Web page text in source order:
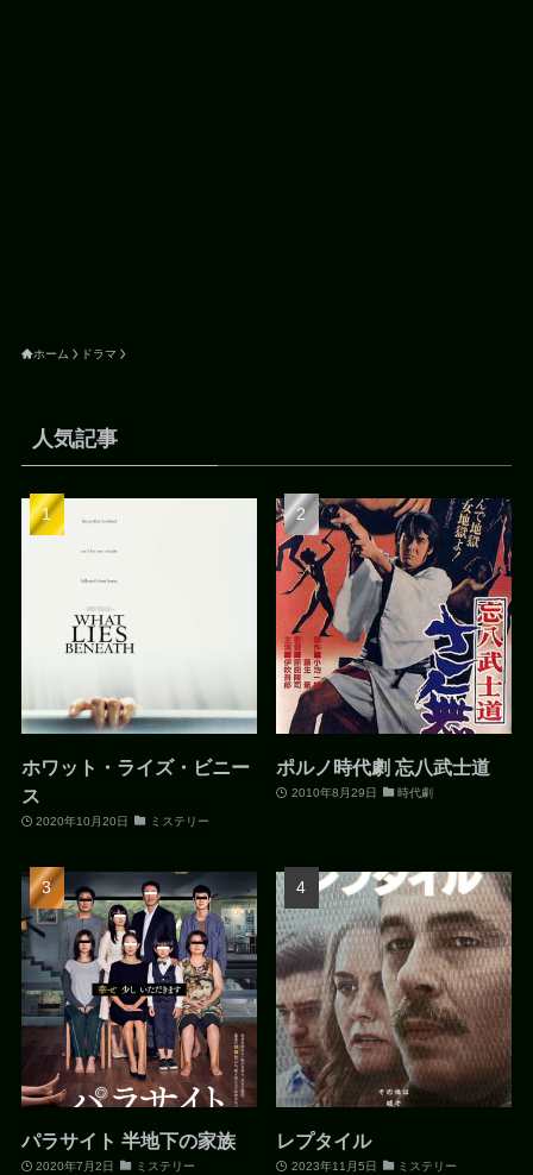
ホーム ドラマ
人気記事
ホワット・ライズ・ビニー
ス
2020年10月20日 ミステリー
ポルノ時代劇 忘八武士道
2010年8月29日 時代劇
パラサイト 半地下の家族
2020年7月2日 ミステリー
レプタイル
2023年11月5日 ミステリー